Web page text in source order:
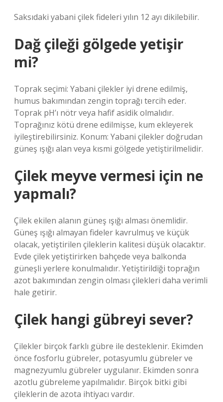
Saksıdaki yabani çilek fideleri yılın 12 ayı dikilebilir.
Dağ çileği gölgede yetişir
mi?
Toprak seçimi: Yabani çilekler iyi drene edilmiş,
humus bakımından zengin toprağı tercih eder.
Toprak pH’ı nötr veya hafif asidik olmalıdır.
Toprağınız kötü drene edilmişse, kum ekleyerek
iyileştirebilirsiniz. Konum: Yabani çilekler doğrudan
güneş ışığı alan veya kısmi gölgede yetiştirilmelidir.
Çilek meyve vermesi için ne
yapmalı?
Çilek ekilen alanın güneş ışığı alması önemlidir.
Güneş ışığı almayan fideler kavrulmuş ve küçük
olacak, yetiştirilen çileklerin kalitesi düşük olacaktır.
Evde çilek yetiştirirken bahçede veya balkonda
güneşli yerlere konulmalıdır. Yetiştirildiği toprağın
azot bakımından zengin olması çilekleri daha verimli
hale getirir.
Çilek hangi gübreyi sever?
Çilekler birçok farklı gübre ile desteklenir. Ekimden
önce fosforlu gübreler, potasyumlu gübreler ve
magnezyumlu gübreler uygulanır. Ekimden sonra
azotlu gübreleme yapılmalıdır. Birçok bitki gibi
çileklerin de azota ihtiyacı vardır.